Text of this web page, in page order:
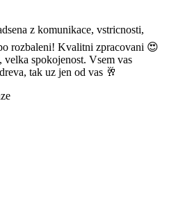
z komunikace, vstricnosti,
rozbaleni! Kvalitni zpracovani 😍
velka spokojenost. Vsem vas
tak uz jen od vas 🥂